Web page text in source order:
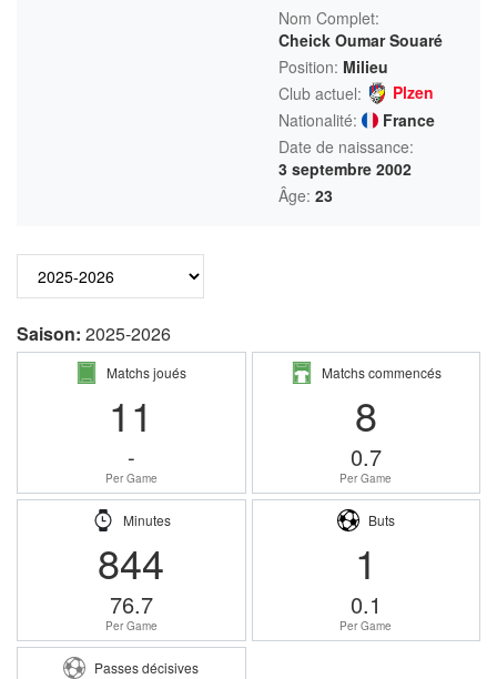
Nom Complet:
Cheick Oumar Souaré
Position: Milieu
Club actuel:
Plzen
Nationalité:
France
Date de naissance:
3 septembre 2002
Âge: 23
Saison: 2025-2026
Matchs joués
11
-
Per Game
Matchs commencés
8
0.7
Per Game
Minutes
844
76.7
Per Game
Buts
1
0.1
Per Game
Passes décisives